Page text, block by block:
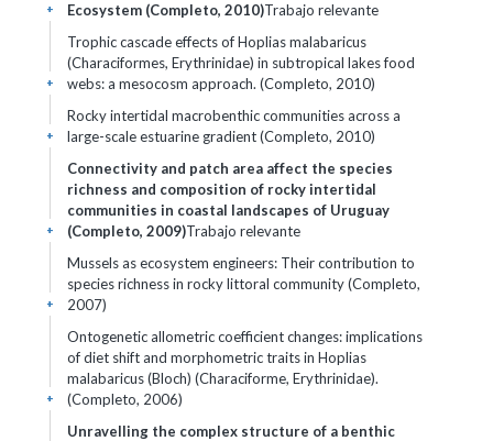
Ecosystem (Completo, 2010)Trabajo relevante
+
Trophic cascade effects of Hoplias malabaricus
(Characiformes, Erythrinidae) in subtropical lakes food
webs: a mesocosm approach. (Completo, 2010)
+
Rocky intertidal macrobenthic communities across a
large-scale estuarine gradient (Completo, 2010)
+
Connectivity and patch area affect the species
richness and composition of rocky intertidal
communities in coastal landscapes of Uruguay
(Completo, 2009)Trabajo relevante
+
Mussels as ecosystem engineers: Their contribution to
species richness in rocky littoral community (Completo,
2007)
+
Ontogenetic allometric coefficient changes: implications
of diet shift and morphometric traits in Hoplias
malabaricus (Bloch) (Characiforme, Erythrinidae).
(Completo, 2006)
+
Unravelling the complex structure of a benthic